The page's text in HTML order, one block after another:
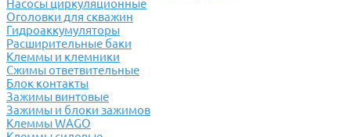
Насосы циркуляционные
Оголовки для скважин
Гидроаккумуляторы
Расширительные баки
Клеммы и клемники
Cжимы ответвительные
Блок контакты
Зажимы винтовые
Зажимы и блоки зажимов
Клеммы WAGO